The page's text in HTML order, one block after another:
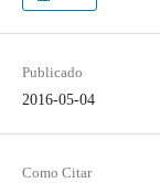
Publicado
2016-05-04
Como Citar